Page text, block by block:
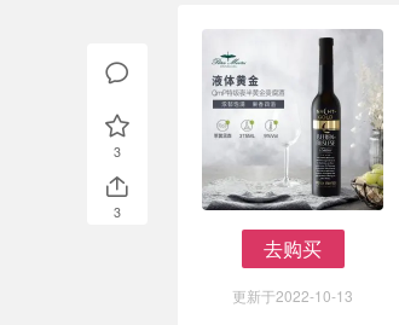
去购买
更新于2022-10-13
3
3